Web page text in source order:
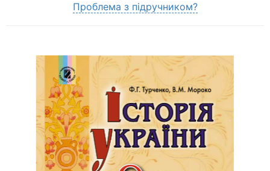
Проблема з підручником?